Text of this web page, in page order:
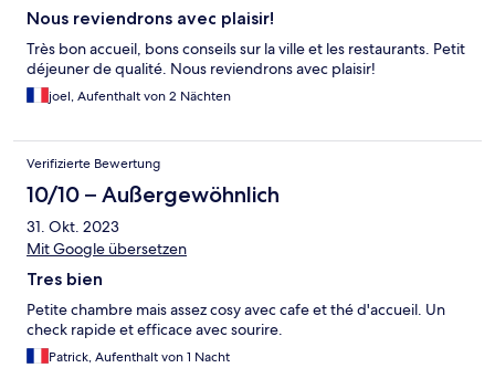
Nous reviendrons avec plaisir!
Très bon accueil, bons conseils sur la ville et les restaurants. Petit
déjeuner de qualité. Nous reviendrons avec plaisir!
joel, Aufenthalt von 2 Nächten
Verifizierte Bewertung
10/10 – Außergewöhnlich
31. Okt. 2023
Mit Google übersetzen
Tres bien
Petite chambre mais assez cosy avec cafe et thé d'accueil. Un
check rapide et efficace avec sourire.
Patrick, Aufenthalt von 1 Nacht